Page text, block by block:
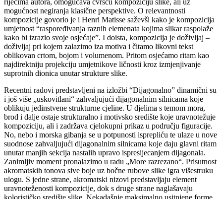
mogućnost negiranja klasične perspektive. O relevantnosti
kompozicije govorio je i Henri Matisse saževši kako je kompozicija
umjetnost “raspoređivanja raznih elemenata kojima slikar raspolaže
kako bi izrazio svoje osjećaje”. I doista, kompozicija je doživljaj –
doživljaj pri kojem zalazimo iza motiva i čitamo likovni tekst
oblikovan crtom, bojom i volumenom. Pritom osjećamo ritam kao
najdirektniju projekciju umjetnikove ličnosti kroz izmjenjivanje
suprotnih dionica unutar strukture slike.
Recentni radovi predstavljeni na izložbi “Dijagonalno” dinamični su
i još više „uskovitlani“ zahvaljujući dijagonalnim silnicama koje
oblikuju jedinstvene strukturne cjeline. U djelima s temom mora,
brod i dalje ostaje strukturalno i motivsko središte koje uravnotežuje
kompoziciju, ali i zadržava cjelokupni prikaz u području figuracije.
No, nebo i morska gibanja se u potpunosti isprepliću te ulaze u nove
suodnose zahvaljujući dijagonalnim silnicama koje daju glavni ritam
unutar manjih sekcija nastalih upravo ispresijecanjem dijagonala.
Zanimljiv moment pronalazimo u radu „More razrezano“. Prisutnost
akromatskih tonova sive boje uz bočne rubove slike igra višestruku
ulogu. S jedne strane, akromatski nizovi predstavljaju element
uravnoteženosti kompozicije, dok s druge strane naglašavaju
kolorističko središte slike. Nekadašnje maksimalno usitnjene forme